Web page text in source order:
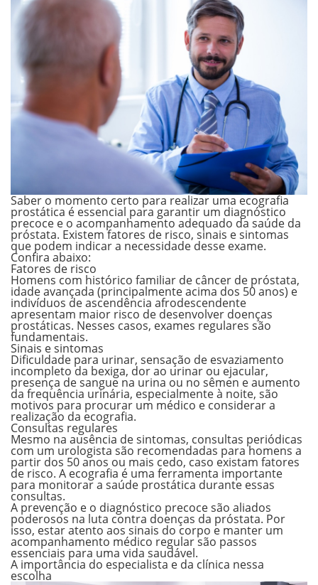
Saber o momento certo para realizar uma ecografia
prostática é essencial para garantir um diagnóstico
precoce e o acompanhamento adequado da saúde da
próstata. Existem fatores de risco, sinais e sintomas
que podem indicar a necessidade desse exame.
Confira abaixo:
Fatores de risco
Homens com histórico familiar de câncer de próstata,
idadeavançada (principalmente acima dos 50 anos) e
indivíduos de ascendência afrodescendente
apresentam maior risco de desenvolver doenças
prostáticas. Nesses casos, exames regulares são
fundamentais.
Sinais e sintomas
Dificuldade para urinar, sensação de esvaziamento
incompleto da bexiga, dor ao urinar ou ejacular,
presença de sangue na urina ou no sêmen e aumento
da frequência urinária, especialmente à noite, são
motivos para procurar um médico e considerar a
realização da ecografia.
Consultas regulares
Mesmo na ausência de sintomas, consultas periódicas
com um urologista são recomendadas para homens a
partir dos 50 anos ou mais cedo, caso existam fatores
de risco. A ecografia é uma ferramenta importante
para monitorar a saúde prostática durante essas
consultas.
A prevenção e o diagnóstico precoce são aliados
poderosos na luta contra doenças da próstata. Por
isso, estar atento aos sinais do corpo e manter um
acompanhamento médico regular são passos
essenciais para uma vida saudável.
A importância do especialista e da clínica nessa
escolha